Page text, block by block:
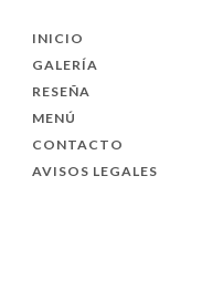
INICIO
GALERÍA
RESEÑA
MENÚ
CONTACTO
AVISOS LEGALES